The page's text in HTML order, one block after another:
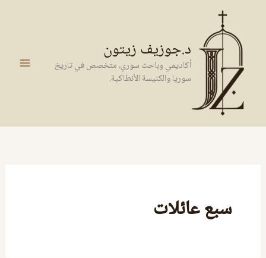
المحتوى
د.جوزيف زيتون
أكاديمي وباحث سوري، متخصص في تاريخ
سوريا والكنيسة الأنطاكية.
سبع عائلات